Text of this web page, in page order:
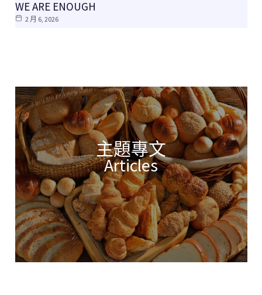
WE ARE ENOUGH
2 月 6, 2026
主題專文
Articles